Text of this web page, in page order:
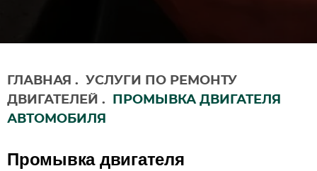
ГЛАВНАЯ .
УСЛУГИ ПО РЕМОНТУ
ДВИГАТЕЛЕЙ .
ПРОМЫВКА ДВИГАТЕЛЯ
АВТОМОБИЛЯ
Промывка двигателя